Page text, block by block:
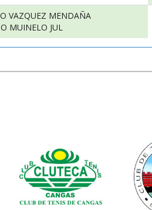
VAZQUEZ MENDAÑA
MUINELO JUL